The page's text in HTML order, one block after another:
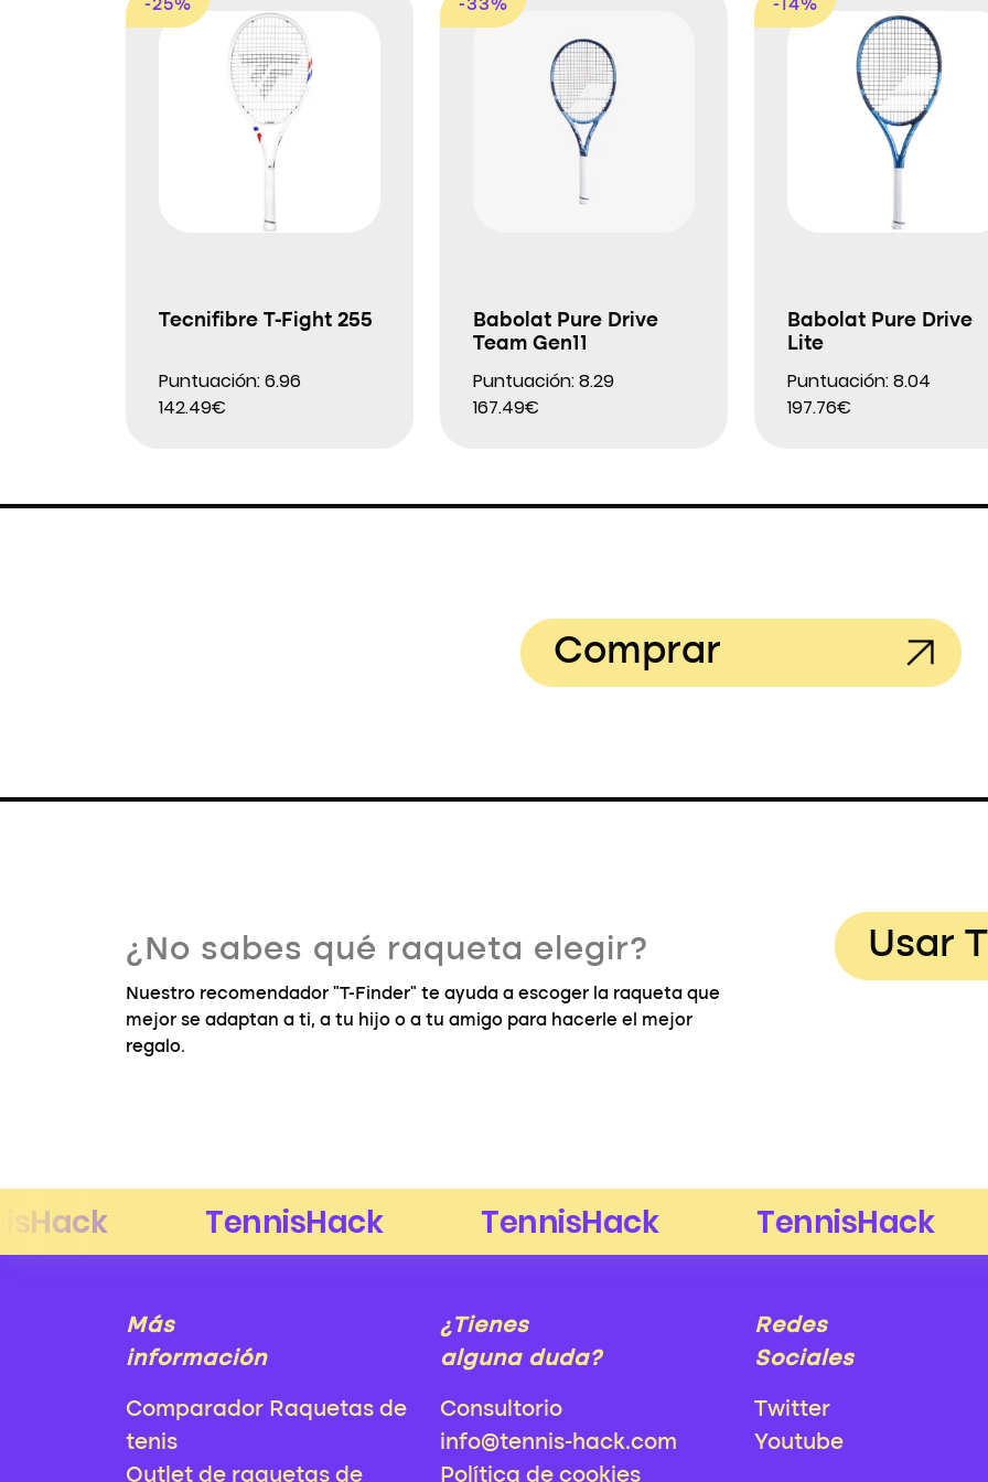
-25%
Tecnifibre T-Fight 255
Puntuación: 6.96
142.49€
-33%
Babolat Pure Drive
Team Gen11
Puntuación: 8.29
167.49€
-14%
Babolat Pure Drive
Lite
Puntuación: 8.04
197.76€
Comprar
¿No sabes qué raqueta elegir?
Nuestro recomendador "T-Finder" te ayuda a escoger la raqueta que
mejor se adaptan a ti, a tu hijo o a tu amigo para hacerle el mejor
regalo.
Usar
Más
información
Comparador Raquetas de
tenis
Outlet de raquetas de
¿Tienes
alguna duda?
Consultorio
info@tennis-hack.com
Política de cookies
Redes
Sociales
Twitter
Youtube